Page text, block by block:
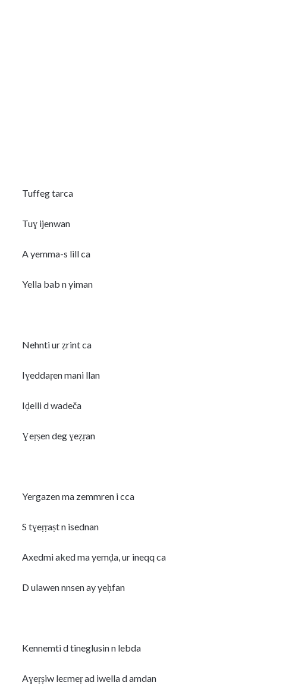
Tuffeg tarca
Tuɣ ijenwan
A yemma-s lill ca
Yella bab n yiman
Nehnti ur ẓrint ca
Iɣeddaṛen mani llan
Iḍelli d wadeča
Ɣeṛṣen deg ɣeẓṛan
Yergazen ma zemmren i cca
S tɣeṛṛaṣt n isednan
Axedmi aked ma yemḍa, ur ineqq ca
D ulawen nnsen ay yeḥfan
Kennemti d tineglusin n lebda
Aɣeṛṣiw leɛmeṛ ad iwella d amdan